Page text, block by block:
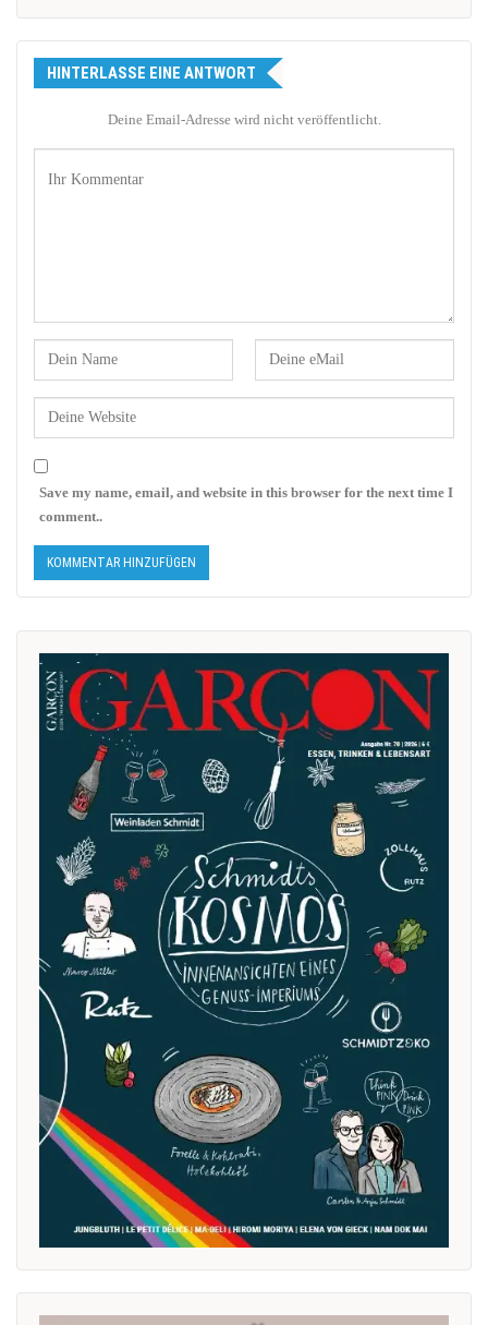
HINTERLASSE EINE ANTWORT
Deine Email-Adresse wird nicht veröffentlicht.
Save my name, email, and website in this browser for the next time I
comment..